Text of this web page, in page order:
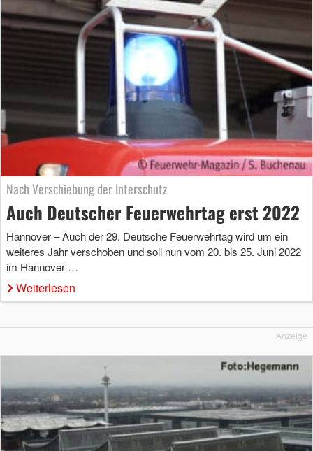
Nach Verschiebung der Interschutz
Auch Deutscher Feuerwehrtag erst 2022
Hannover – Auch der 29. Deutsche Feuerwehrtag wird um ein
weiteres Jahr verschoben und soll nun vom 20. bis 25. Juni 2022
im Hannover …
Weiterlesen
Anzeige